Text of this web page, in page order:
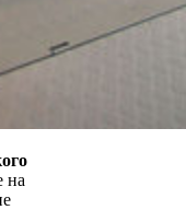
на